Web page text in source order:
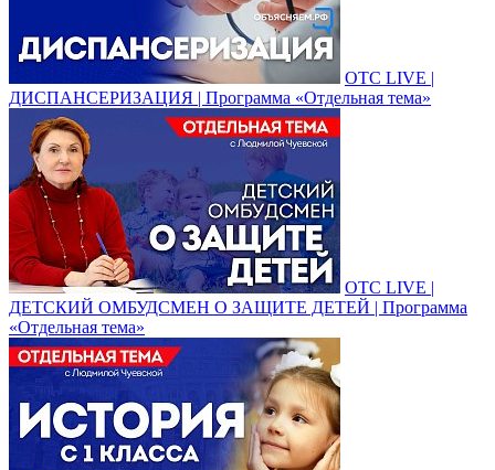
ОТС LIVE |
ДИСПАНСЕРИЗАЦИЯ | Программа «Отдельная тема»
ОТС LIVE |
ДЕТСКИЙ ОМБУДСМЕН О ЗАЩИТЕ ДЕТЕЙ | Программа
«Отдельная тема»